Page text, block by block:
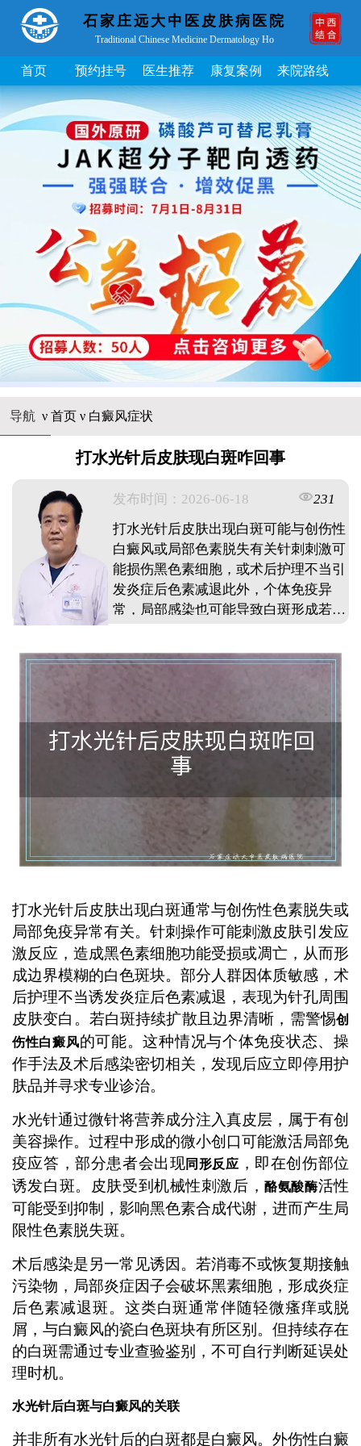
石家庄远大中医皮肤病医院
Traditional Chinese Medicine Dermatology Ho
首页 预约挂号 医生推荐 康复案例 来院路线
导航 ν 首页ν 白癜风症状
打水光针后皮肤现白斑咋回事
发布时间：2026-06-18
231
打水光针后皮肤出现白斑可能与创伤性
白癜风或局部色素脱失有关针刺刺激可
能损伤黑色素细胞，或术后护理不当引
发炎症后色素减退此外，个体免疫异
常，局部感染也可能导致白斑形成若白
可能建议立即停止使用化妆品，避免日
晒，尽快到正规医疗机构进行伍德灯检
打水光针后皮肤出现白斑通常与创伤性色素脱失或
局部免疫异常有关。针刺操作可能刺激皮肤引发应
激反应，造成黑色素细胞功能受损或凋亡，从而形
成边界模糊的白色斑块。部分人群因体质敏感，术
后护理不当诱发炎症后色素减退，表现为针孔周围
皮肤变白。若白斑持续扩散且边界清晰，需警惕创
伤性白癜风的可能。这种情况与个体免疫状态、操
作手法及术后感染密切相关，发现后应立即停用护
肤品并寻求专业诊治。
水光针通过微针将营养成分注入真皮层，属于有创
美容操作。过程中形成的微小创口可能激活局部免
疫应答，部分患者会出现同形反应 ，即在创伤部位
诱发白斑。皮肤受到机械性刺激后，酪氨酸酶活性
可能受到抑制，影响黑色素合成代谢，进而产生局
限性色素脱失斑。
术后感染是另一常见诱因。若消毒不或恢复期接触
污染物，局部炎症因子会破坏黑素细胞，形成炎症
后色素减退斑。这类白斑通常伴随轻微瘙痒或脱
屑，与白癜风的瓷白色斑块有所区别。但持续存在
的白斑需通过专业查验鉴别，不可自行判断延误处
理时机。
水光针后白斑与白癜风的关联
并非所有水光针后的白斑都是白癜风。外伤性白癜